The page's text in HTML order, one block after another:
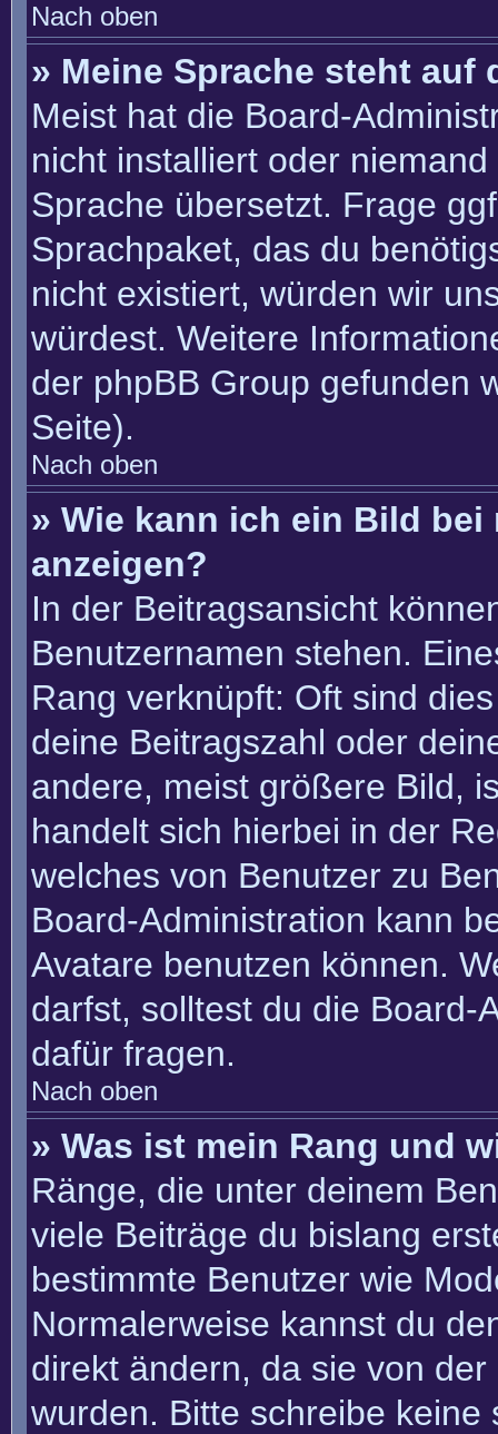
Nach oben
» Meine Sprache steht
Meist hat die Board-
nicht installiert oder
Sprache übersetzt. Frage
Sprachpaket, das du
nicht existiert, würden wir
würdest. Weitere
der phpBB Group gefunden
Seite).
Nach oben
» Wie kann ich ein Bild bei
anzeigen?
In der Beitragsansicht
Benutzernamen stehen.
Rang verknüpft: Oft sind
deine Beitragszahl oder
andere, meist größere Bild,
handelt sich hierbei in der
welches von Benutzer zu
Board-Administration kann
Avatare benutzen können.
darfst, solltest du die Board-
dafür fragen.
Nach oben
» Was ist mein Rang und
Ränge, die unter deinem
viele Beiträge du bislang
bestimmte Benutzer wie
Normalerweise kannst du
direkt ändern, da sie von
wurden. Bitte schreibe